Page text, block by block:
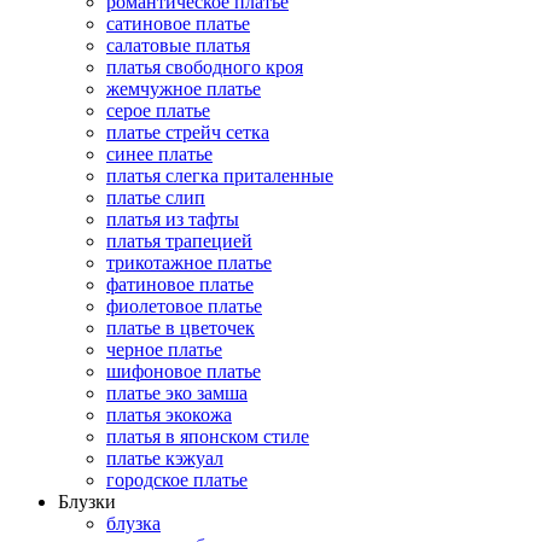
сатиновое платье
салатовые платья
платья свободного кроя
жемчужное платье
серое платье
платье стрейч сетка
синее платье
платья слегка приталенные
платье слип
платья из тафты
платья трапецией
трикотажное платье
фатиновое платье
фиолетовое платье
платье в цветочек
черное платье
шифоновое платье
платье эко замша
платья экокожа
платья в японском стиле
платье кэжуал
городское платье
Блузки
блузка